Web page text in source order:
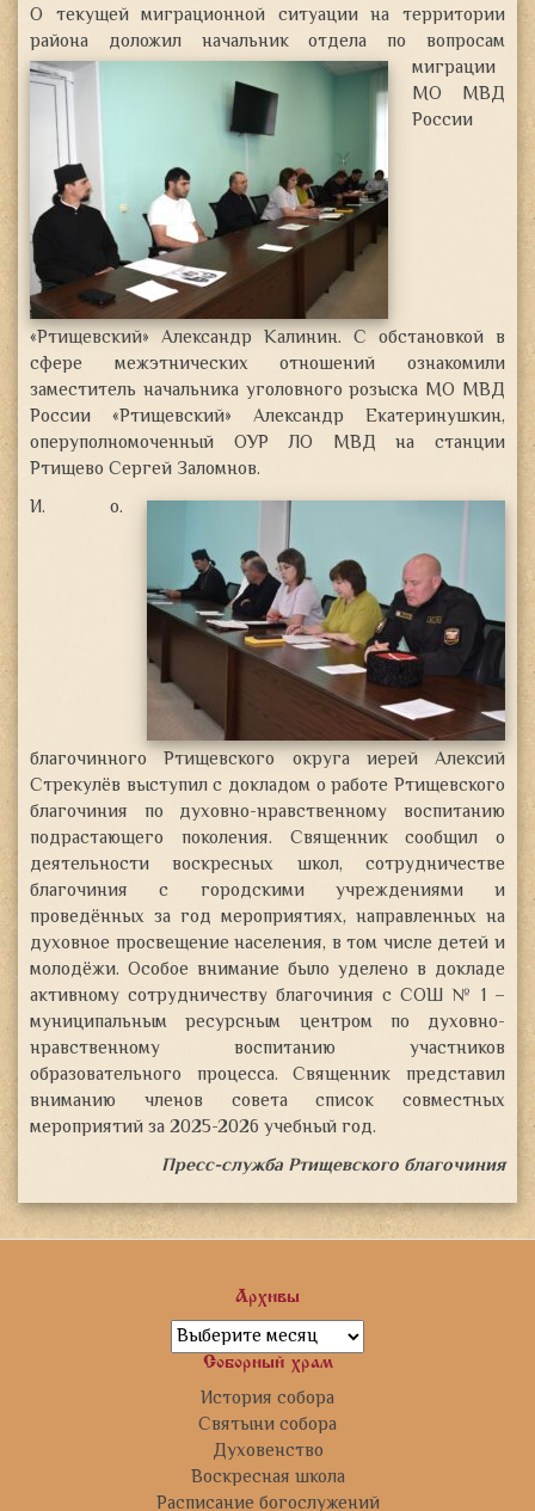
О текущей миграционной ситуациина территории
района доложил начальник отделапо вопросам
миграции
МО МВД
России
«Ртищевский» Александр Калинин. С обстановкой в
сфере межэтнических отношений ознакомили
заместитель начальника уголовного розыска МО МВД
России «Ртищевский» Александр Екатеринушкин,
оперуполномоченный ОУР ЛО МВД на станции
Ртищево Сергей Заломнов.
И. о.
благочинного Ртищевского округа иерей Алексий
Стрекулёв выступил с докладом о работе Ртищевского
благочиния по духовно-нравственному воспитанию
подрастающего поколения. Священник сообщил о
деятельности воскресных школ, сотрудничестве
благочиния с городскими учреждениями и
проведённых за год мероприятиях, направленных на
духовное просвещение населения, в том числе детей и
молодёжи. Особое внимание было уделено в докладе
активному сотрудничеству благочиния с СОШ № 1 –
муниципальным ресурсным центром по духовно-
нравственному воспитанию участников
образовательного процесса. Священник представил
вниманию членов совета список совместных
мероприятий за 2025-2026 учебный год.
Пресс-служба Ртищевского благочиния
Архивы
Архивы
Соборный храм
История собора
Святыни собора
Духовенство
Воскресная школа
Расписание богослужений